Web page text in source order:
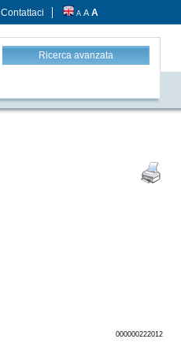
Contattaci A A A
Ricerca avanzata